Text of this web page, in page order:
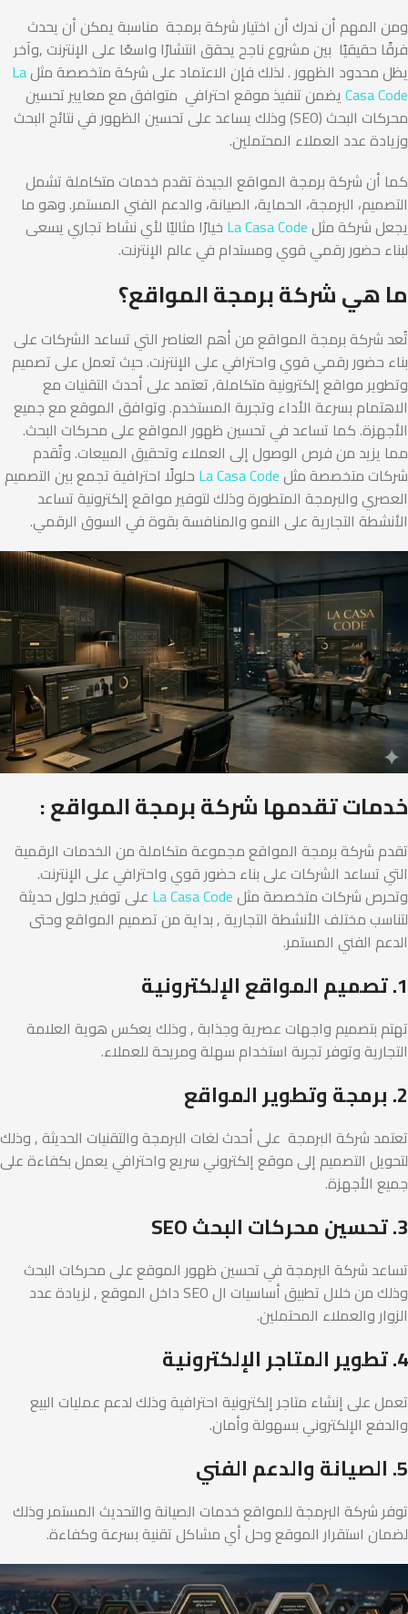
ومن المهم أن ندرك أن اختيار شركة برمجة مناسبة يمكن أن يحدث
فرقًا حقيقيًا بين مشروع ناجح يحقق انتشارًا واسعًا على الإنترنت ,وآخر
يظل محدود الظهور . لذلك فإن الاعتماد على شركة متخصصة مثلLa
Casa Code يضمن تنفيذ موقع احترافي متوافق مع معايير تحسين
محركات البحث (SEO) وذلك يساعد على تحسين الظهور في نتائج البحث
وزيادة عدد العملاء المحتملين.
كما أن شركة برمجة المواقع الجيدة تقدم خدمات متكاملة تشمل
التصميم، البرمجة، الحماية، الصيانة، والدعم الفني المستمر. وهو ما
يجعل شركة مثلLa Casa Code خيارًا مثاليًا لأي نشاط تجاري يسعى
لبناء حضور رقمي قوي ومستدام في عالم الإنترنت.
ما هي شركة برمجة المواقع؟
تُعد شركة برمجة المواقع من أهم العناصر التي تساعد الشركات على
بناء حضور رقمي قوي واحترافي على الإنترنت. حيث تعمل على تصميم
وتطوير مواقع إلكترونية متكاملة, تعتمد على أحدث التقنيات مع
الاهتمام بسرعة الأداء وتجربة المستخدم. وتوافق الموقع مع جميع
الأجهزة. كما تساعد في تحسين ظهور المواقع على محركات البحث.
مما يزيد من فرص الوصول إلى العملاء وتحقيق المبيعات. وتُقدم
شركات متخصصة مثلLa Casa Code حلولًا احترافية تجمع بين التصميم
العصري والبرمجة المتطورة وذلك لتوفير مواقع إلكترونية تساعد
الأنشطة التجارية على النمو والمنافسة بقوة في السوق الرقمي.
خدمات تقدمها شركة برمجة المواقع :
تقدم شركة برمجة المواقع مجموعة متكاملة من الخدمات الرقمية
التي تساعد الشركات على بناء حضور قوي واحترافي على الإنترنت.
وتحرص شركات متخصصة مثلLa Casa Code على توفير حلول حديثة
لتناسب مختلف الأنشطة التجارية , بداية من تصميم المواقع وحتى
الدعم الفني المستمر.
1. تصميم المواقع الإلكترونية
تهتم بتصميم واجهات عصرية وجذابة , وذلك يعكس هوية العلامة
التجارية وتوفر تجربة استخدام سهلة ومريحة للعملاء.
2. برمجة وتطوير المواقع
تعتمد شركة البرمجة على أحدث لغات البرمجة والتقنيات الحديثة , وذلك
لتحويل التصميم إلى موقع إلكتروني سريع واحترافي يعمل بكفاءة على
جميع الأجهزة.
3. تحسين محركات البحث SEO
تساعد شركة البرمجة في تحسين ظهور الموقع على محركات البحث
وذلك من خلال تطبيق أساسيات ال SEO داخل الموقع , لزيادة عدد
الزوار والعملاء المحتملين.
4. تطوير المتاجر الإلكترونية
تعمل على إنشاء متاجر إلكترونية احترافية وذلك لدعم عمليات البيع
والدفع الإلكتروني بسهولة وأمان.
5. الصيانة والدعم الفني
توفر شركة البرمجة للمواقع خدمات الصيانة والتحديث المستمر وذلك
لضمان استقرار الموقع وحل أي مشاكل تقنية بسرعة وكفاءة.